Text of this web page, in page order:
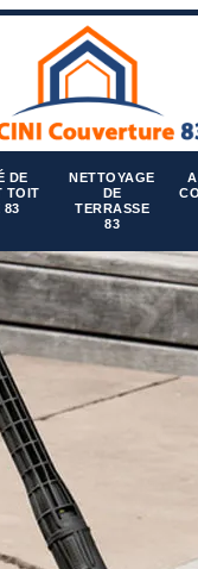
DE
TOIT
83
NETTOYAGE
DE
TERRASSE
83